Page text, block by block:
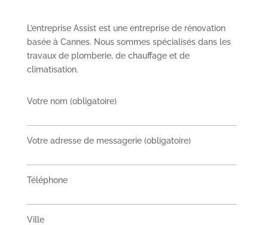
L’entreprise Assist est une entreprise de rénovation
basée à Cannes. Nous sommes spécialisés dans les
travaux de plomberie, de chauffage et de
climatisation.
Votre nom (obligatoire)
Votre adresse de messagerie (obligatoire)
Téléphone
Ville